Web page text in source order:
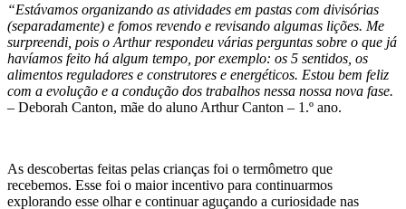
“Estávamos organizando as atividades em pastas com divisórias
(separadamente) e fomos revendo e revisando algumas lições. Me
surpreendi, pois o Arthur respondeu várias perguntas sobre o que já
havíamos feito há algum tempo, por exemplo: os 5 sentidos, os
alimentos reguladores e construtores e energéticos. Estou bem feliz
com a evolução e a condução dos trabalhos nessa nossa nova fase.
– Deborah Canton, mãe do aluno Arthur Canton – 1.º ano.
As descobertas feitas pelas crianças foi o termômetro que
recebemos. Esse foi o maior incentivo para continuarmos
explorando esse olhar e continuar aguçando a curiosidade nas